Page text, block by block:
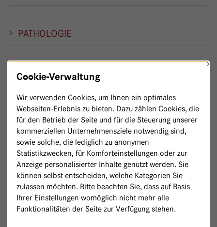
PATHOLOGIE
PHYSIOTHERAPIE
PSYCHOONKOLOGIE
RADIOLOGIE
SEELSORGE
Cookie-Verwaltung
×
Wir verwenden Cookies, um Ihnen ein optimales
Webseiten-Erlebnis zu bieten. Dazu zählen Cookies, die
für den Betrieb der Seite und für die Steuerung unserer
kommerziellen Unternehmensziele notwendig sind,
sowie solche, die lediglich zu anonymen
Statistikzwecken, für Komforteinstellungen oder zur
Anzeige personalisierter Inhalte genutzt werden. Sie
können selbst entscheiden, welche Kategorien Sie
zulassen möchten. Bitte beachten Sie, dass auf Basis
Ihrer Einstellungen womöglich nicht mehr alle
Funktionalitäten der Seite zur Verfügung stehen.